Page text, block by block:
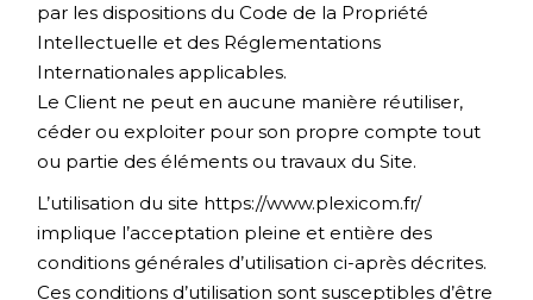
par les dispositions du Code de la Propriété
Intellectuelle et des Réglementations
Internationales applicables.
Le Client ne peut en aucune manière réutiliser,
céder ou exploiter pour son propre compte tout
ou partie des éléments ou travaux du Site.
L’utilisation du site https://www.plexicom.fr/
implique l’acceptation pleine et entière des
conditions générales d’utilisation ci-après décrites.
Ces conditions d’utilisation sont susceptibles d’être